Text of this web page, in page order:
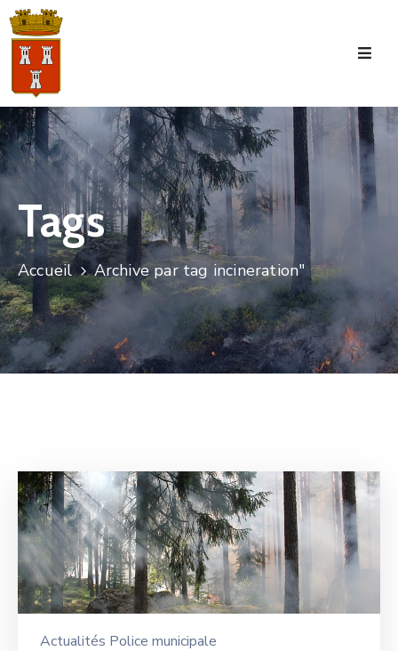
Accueil
La
Commune
Tourisme
Manifestations
Vie
Municipale
Services
Jeunesse
Tags
Accueil Archive par tag incineration"
Actualités Police municipale